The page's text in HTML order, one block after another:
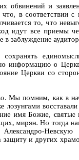
обвинений и
в соответствии
то, что
идут все приемы
в заблуждение
информацию о
Церкви со
Мы помним, как в
имя Божие,
мирян. Но тогда
и других